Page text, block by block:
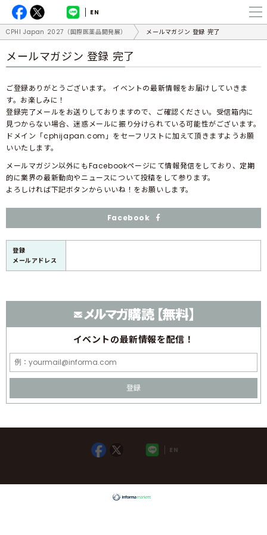
EN
CPHI Japan 2027（国際医薬品開発展） メールマガジン 登録 完了
メールマガジン 登録 完了
ご登録ありがとうございます。 イベントの最新情報をお届けしていきま
す。お楽しみに！
登録完了メールをお送りしておりますので、ご確認ください。受信箱内に
見つからない場合、迷惑メールに振り分けられている可能性がございます。
ドメイン「cphijapan.com」をセーフリストに加えて頂きますようお願
いいたします。
メールマガジン以外にもFacebookページにて情報発信をしており、定期
的に業界の最新動向やニュースについて投稿をして参ります。
よろしければ下記ボタンからいいね！をお願いします。
Facebook
登録
メールアドレス
イベントの最新情報を配信！
登録
EN